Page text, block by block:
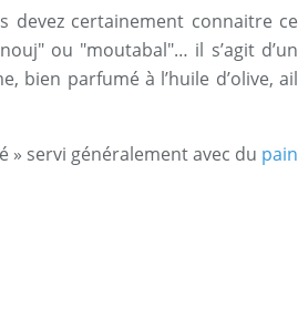
devez certainement connaitre ce
ou "moutabal"… il s’agit d’un
bien parfumé à l’huile d’olive, ail
» servi généralement avec du pain